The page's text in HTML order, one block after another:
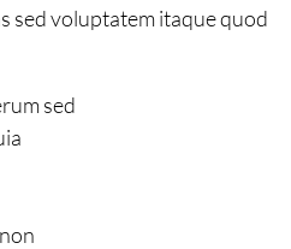
sed voluptatem itaque quod
sed